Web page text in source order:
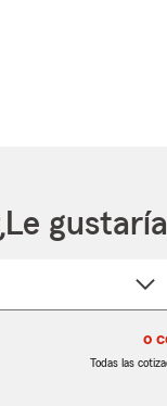
o
Todas las